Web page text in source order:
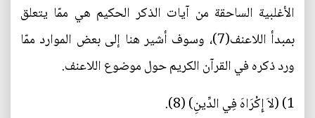
الأغلبية الساحقة من آيات الذكر الحكيم هي ممّا يتعلق
بمبدأ اللاعنف(7)، وسوف أشير هنا إلى بعض الموارد ممّا
ورد ذكره في القرآن الكريم حول موضوع اللاعنف.
1) (لاَ إِكْرَاهَ فِي الدِّينِ) (8).